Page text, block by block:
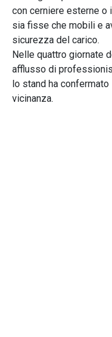
con cerniere esterne o
sia fisse che mobili e
sicurezza del carico.
Nelle quattro giornate
afflusso di
lo stand ha
vicinanza.